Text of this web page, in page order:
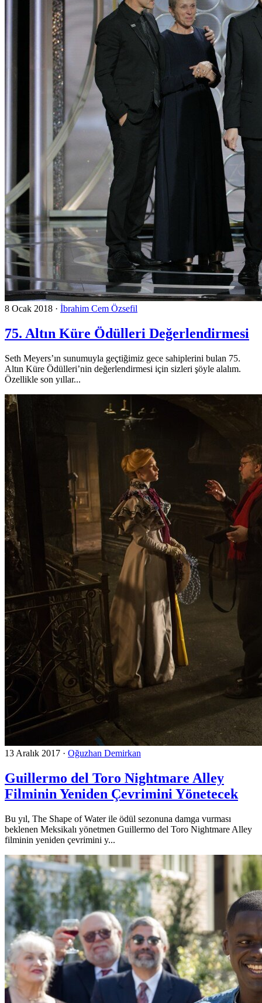
8 Ocak 2018 · İbrahim Cem Özsefil
75. Altın Küre Ödülleri Değerlendirmesi
Seth Meyers’ın sunumuyla geçtiğimiz gece sahiplerini bulan 75.
Altın Küre Ödülleri’nin değerlendirmesi için sizleri şöyle alalım.
Özellikle son yıllar...
13 Aralık 2017 · Oğuzhan Demirkan
Guillermo del Toro Nightmare Alley
Filminin Yeniden Çevrimini Yönetecek
Bu yıl, The Shape of Water ile ödül sezonuna damga vurması
beklenen Meksikalı yönetmen Guillermo del Toro Nightmare Alley
filminin yeniden çevrimini y...